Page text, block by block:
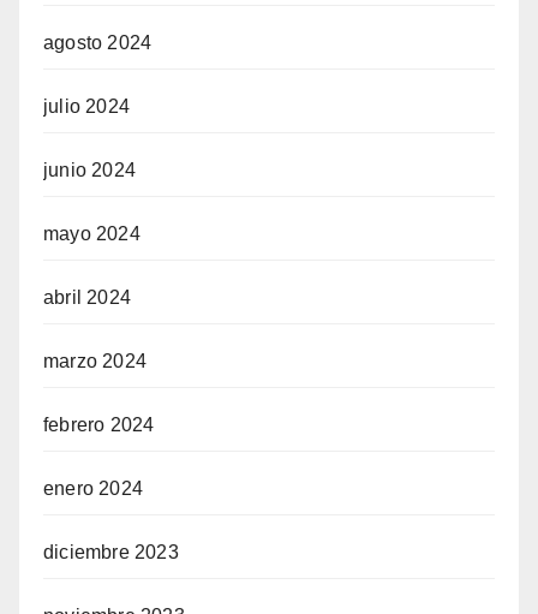
agosto 2024
julio 2024
junio 2024
mayo 2024
abril 2024
marzo 2024
febrero 2024
enero 2024
diciembre 2023